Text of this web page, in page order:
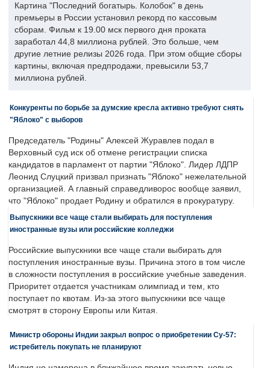
Картина "Последний богатырь. Колобок" в день
премьеры в России установил рекорд по кассовым
сборам. Фильм к 19.00 мск первого дня проката
заработал 44,8 миллиона рублей. Это больше, чем
другие летние релизы 2026 года. При этом общие сборы
картины, включая предпродажи, превысили 53,7
миллиона рублей.
Конкуренты по борьбе за думские кресла активно требуют снять
"Яблоко" с выборов
Председатель "Родины" Алексей Журавлев подал в
Верховный суд иск об отмене регистрации списка
кандидатов в парламент от партии "Яблоко". Лидер ЛДПР
Леонид Слуцкий призвал признать "Яблоко" нежелательной
организацией. А главный справедливорос вообще заявил,
что "Яблоко" продает Родину и обратился в прокуратуру.
Выпускники все чаще стали выбирать для поступления
иностранные вузы или российские колледжи
Российские выпускники все чаще стали выбирать для
поступления иностранные вузы. Причина этого в том числе
в сложности поступления в российские учебные заведения.
Приоритет отдается участникам олимпиад и тем, кто
поступает по квотам. Из-за этого выпускники все чаще
смотрят в сторону Европы или Китая.
Министр обороны Индии закрыл вопрос о приобретении Су-57:
истребитель покупать не планируют